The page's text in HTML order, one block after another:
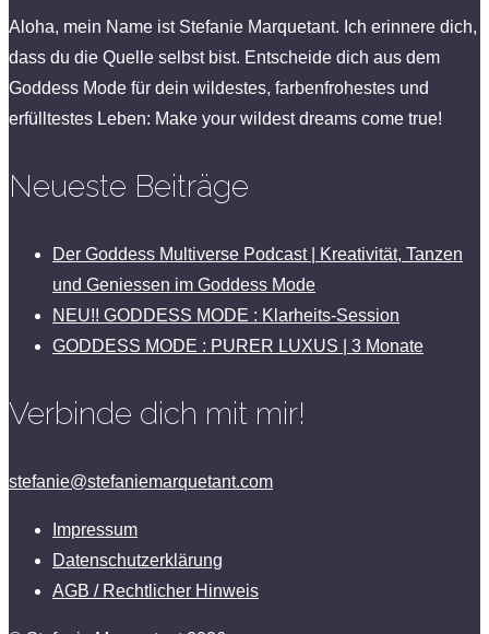
Aloha, mein Name ist Stefanie Marquetant. Ich erinnere dich,
dass du die Quelle selbst bist. Entscheide dich aus dem
Goddess Mode für dein wildestes, farbenfrohestes und
erfülltestes Leben: Make your wildest dreams come true!
Neueste Beiträge
Der Goddess Multiverse Podcast | Kreativität, Tanzen
und Geniessen im Goddess Mode
NEU!! GODDESS MODE : Klarheits-Session
GODDESS MODE : PURER LUXUS | 3 Monate
Verbinde dich mit mir!
stefanie@stefaniemarquetant.com
Impressum
Datenschutzerklärung
AGB / Rechtlicher Hinweis